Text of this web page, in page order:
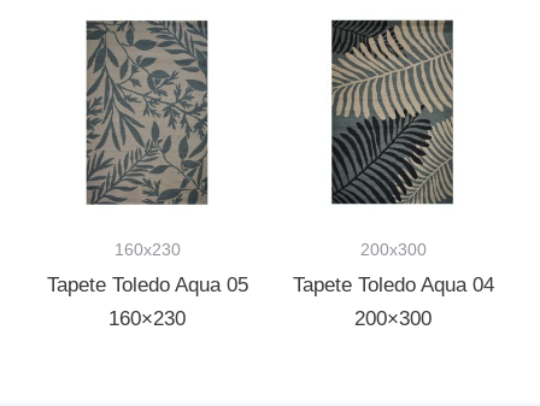
160x230
Tapete Toledo Aqua 05
160×230
200x300
Tapete Toledo Aqua 04
200×300